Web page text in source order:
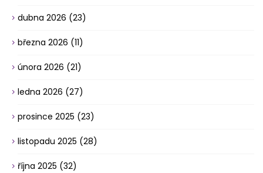
dubna 2026 (23)
března 2026 (11)
února 2026 (21)
ledna 2026 (27)
prosince 2025 (23)
listopadu 2025 (28)
října 2025 (32)